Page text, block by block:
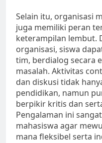
Selain itu, organisasi
juga memiliki peran
keterampilan lembut.
organisasi, siswa
tim, berdialog secara
masalah. Aktivitas
dan diskusi tidak
pendidikan, namun
berpikir kritis dan
Pengalaman ini
mahasiswa agar
mana fleksibel serta